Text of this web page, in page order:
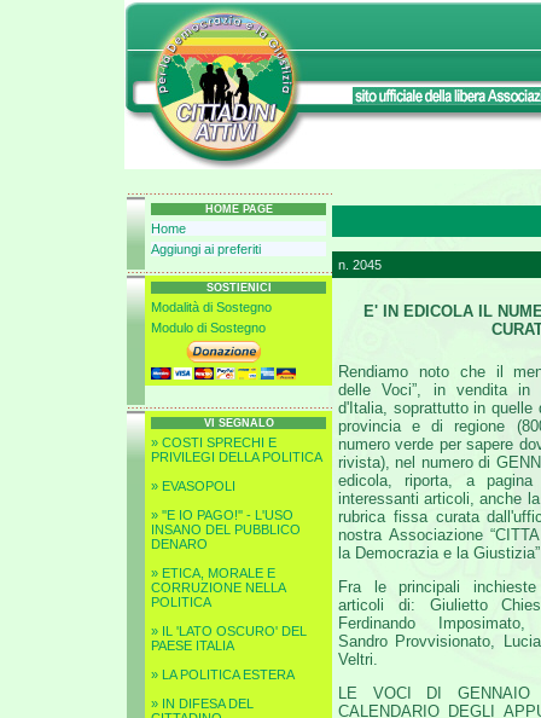
HOME PAGE
Home
Aggiungi ai preferiti
SOSTIENICI
Modalità di Sostegno
Modulo di Sostegno
VI SEGNALO
» COSTI SPRECHI E
PRIVILEGI DELLA POLITICA
» EVASOPOLI
» ''E IO PAGO!'' - L'USO
INSANO DEL PUBBLICO
DENARO
» ETICA, MORALE E
CORRUZIONE NELLA
POLITICA
» IL 'LATO OSCURO' DEL
PAESE ITALIA
» LA POLITICA ESTERA
» IN DIFESA DEL
n. 2045
E' IN EDICOLA IL
Rendiamo noto che il
delle Voci”, in vendita in
d'Italia, soprattutto in quelle
provincia e di regione
numero verde per sapere
rivista), nel numero di
edicola, riporta, a
interessanti articoli, anche
rubrica fissa curata
nostra Associazione
la Democrazia e la
Fra le principali
articoli di: Giulietto
Ferdinando
Sandro Provvisionato,
Veltri.
LE VOCI DI
CALENDARIO DEGLI